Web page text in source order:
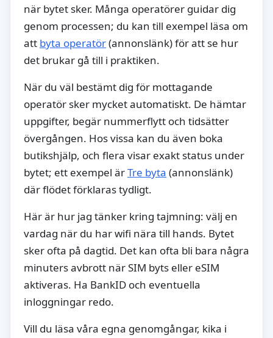
när bytet sker. Många operatörer guidar dig
genom processen; du kan till exempel läsa om
att byta operatör(annonslänk) för att se hur
det brukar gå till i praktiken.
När du väl bestämt dig för mottagande
operatör sker mycket automatiskt. De hämtar
uppgifter, begär nummerflytt och tidsätter
övergången. Hos vissa kan du även boka
butikshjälp, och flera visar exakt status under
bytet; ett exempel ärTre byta (annonslänk)
där flödet förklaras tydligt.
Här är hur jag tänker kring tajmning: välj en
vardag när du har wifi nära till hands. Bytet
sker ofta på dagtid. Det kan ofta bli bara några
minuters avbrott när SIM byts eller eSIM
aktiveras. Ha BankID och eventuella
inloggningar redo.
Vill du läsa våra egna genomgångar, kika i